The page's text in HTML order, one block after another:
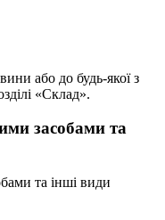
або до будь-якої з
«Склад».
засобами та
та інші види